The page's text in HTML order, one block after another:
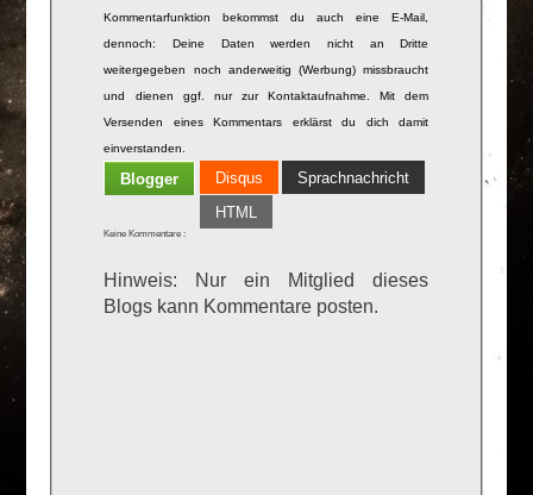
Kommentarfunktion bekommst du auch eine E-Mail,
dennoch: Deine Daten werden nicht an Dritte
weitergegeben noch anderweitig (Werbung) missbraucht
und dienen ggf. nur zur Kontaktaufnahme. Mit dem
Versenden eines Kommentars erklärst du dich damit
einverstanden.
Blogger Disqus
Sprachnachricht
HTML
Keine Kommentare :
Hinweis: Nur ein Mitglied dieses
Blogs kann Kommentare posten.